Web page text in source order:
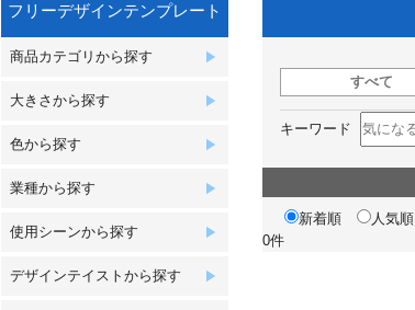
フリーデザインテンプレート
商品カテゴリから探す
大きさから探す
色から探す
業種から探す
使用シーンから探す
デザインテイストから探す
すべて
キーワード
新着順
人気順
0件